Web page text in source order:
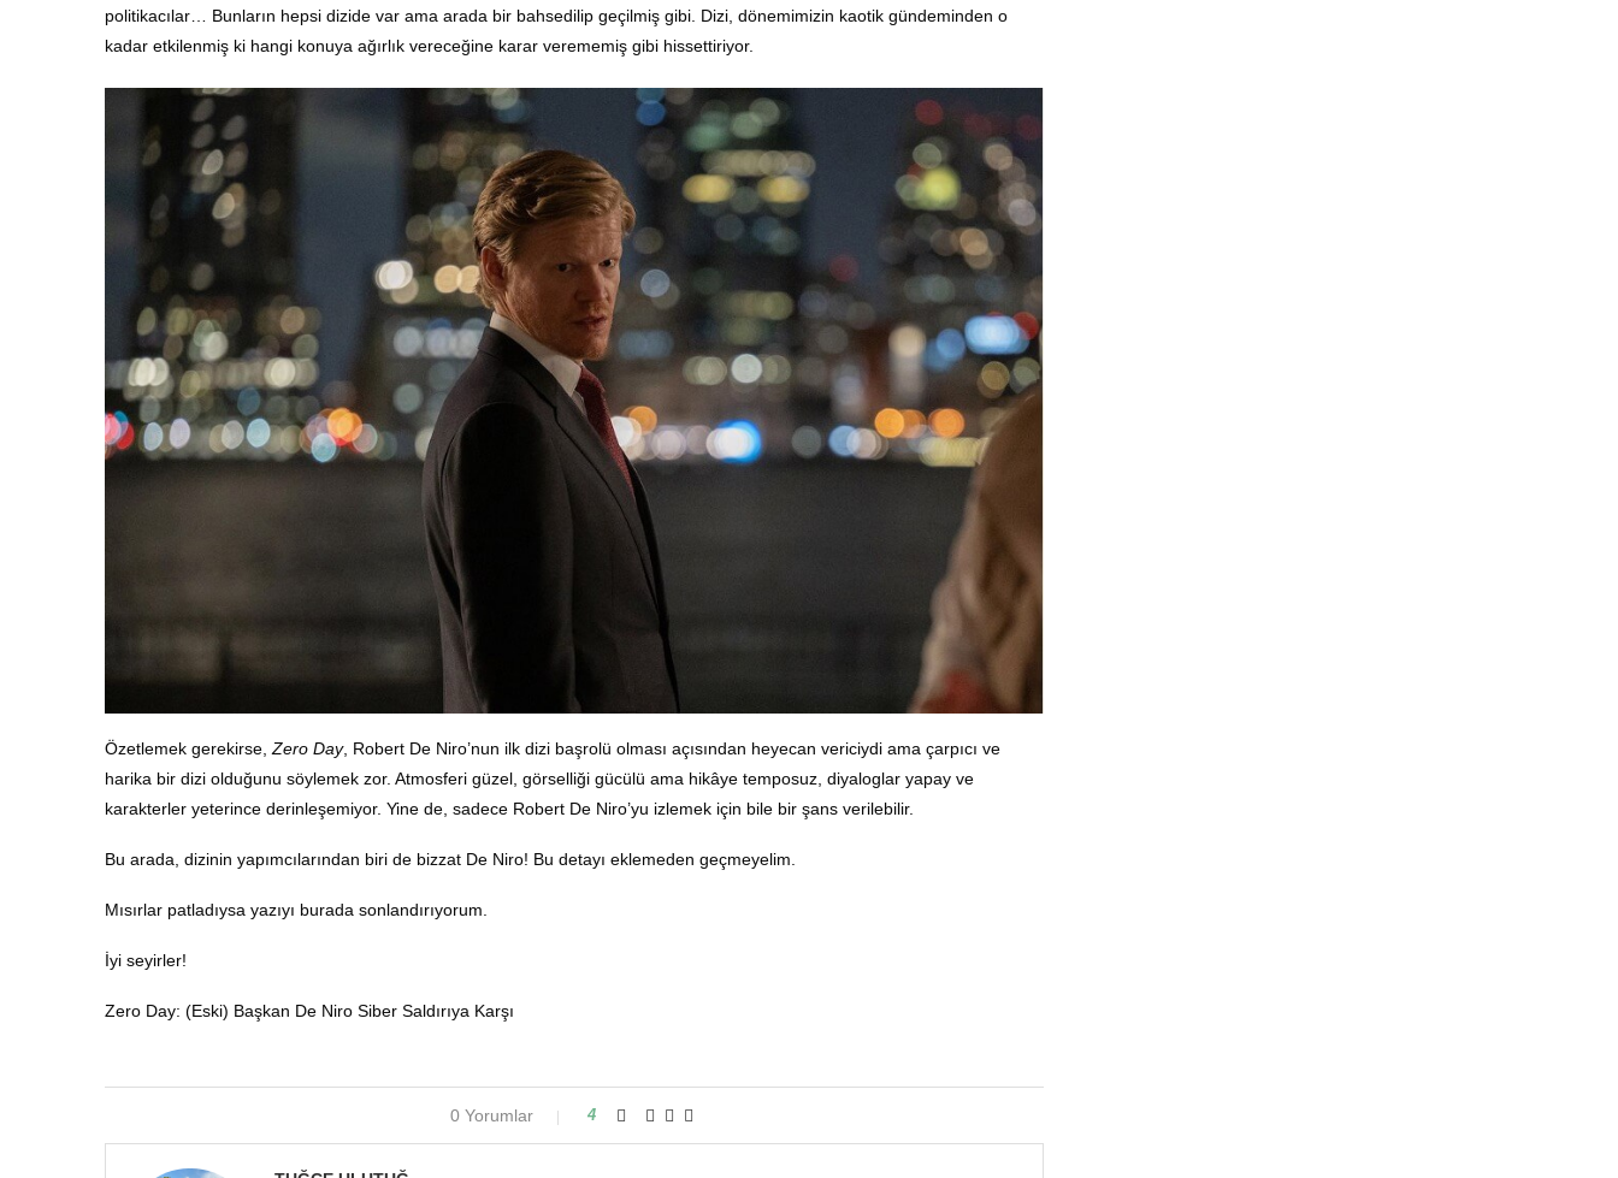
politikacılar… Bunların hepsi dizide var ama arada bir bahsedilip geçilmiş gibi. Dizi, dönemimizin kaotik gündeminden o
kadar etkilenmiş ki hangi konuya ağırlık vereceğine karar verememiş gibi hissettiriyor.
Özetlemek gerekirse, Zero Day, Robert De Niro’nun ilk dizi başrolü olması açısından heyecan vericiydi ama çarpıcı ve
harika bir dizi olduğunu söylemek zor. Atmosferi güzel, görselliği gücülü ama hikâye temposuz, diyaloglar yapay ve
karakterler yeterince derinleşemiyor. Yine de, sadece Robert De Niro’yu izlemek için bile bir şans verilebilir.
Bu arada, dizinin yapımcılarından biri de bizzat De Niro! Bu detayı eklemeden geçmeyelim.
Mısırlar patladıysa yazıyı burada sonlandırıyorum.
İyi seyirler!
Zero Day: (Eski) Başkan De Niro Siber Saldırıya Karşı
0 Yorumlar 4